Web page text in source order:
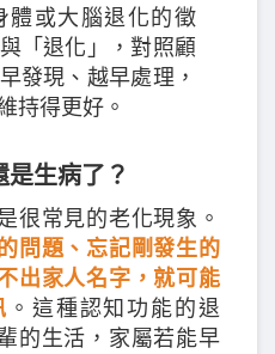
體或大腦退化的徵
「退化」，對照顧
發現、越早處理，
持得更好。
生病了？
很常見的老化現象。
問題、忘記剛發生的
出家人名字，就可能
。這種認知功能的退
的生活，家屬若能早